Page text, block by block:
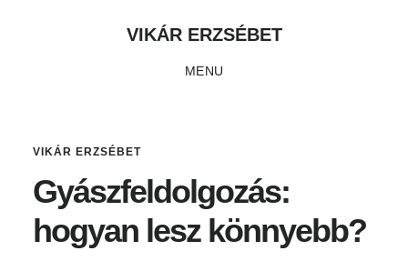
VIKÁR ERZSÉBET
MENU
VIKÁR ERZSÉBET
Gyászfeldolgozás:
hogyan lesz könnyebb?